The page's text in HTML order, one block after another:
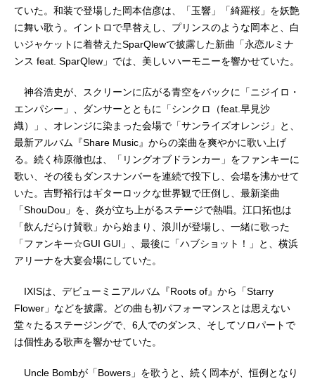
ていた。和装で登場した岡本信彦は、「玉響」「綺羅桜」を妖艶
に舞い歌う。イントロで早替えし、プリンスのような岡本と、白
いジャケットに着替えたSparQlewで披露した新曲「永恋ルミナ
ンス feat. SparQlew」では、美しいハーモニーを響かせていた。
神谷浩史が、スクリーンに広がる青空をバックに「ニジイロ・
エンパシー」、ダンサーとともに「シンクロ（feat.早見沙
織）」、オレンジに染まった会場で「サンライズオレンジ」と、
最新アルバム『Share Music』からの楽曲を爽やかに歌い上げ
る。続く柿原徹也は、「リングオブドランカー」をファンキーに
歌い、その後もダンスナンバーを連続で投下し、会場を沸かせて
いた。吉野裕行はギターロックな世界観で圧倒し、最新楽曲
「ShouDou」を、炎が立ち上がるステージで熱唱。江口拓也は
「飲んだらけ賛歌」から始まり、浪川が登場し、一緒に歌った
「ファンキー☆GUI GUI」、最後に「ハブショット！」と、横浜
アリーナを大宴会場にしていた。
IXISは、デビューミニアルバム『Roots of』から「Starry
Flower」などを披露。どの曲も初パフォーマンスとは思えない
堂々たるステージングで、6人でのダンス、そしてソロパートで
は個性ある歌声を響かせていた。
Uncle Bombが「Bowers」を歌うと、続く岡本が、恒例となり